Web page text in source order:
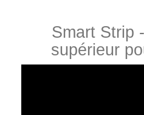
Smart Strip
supérieur